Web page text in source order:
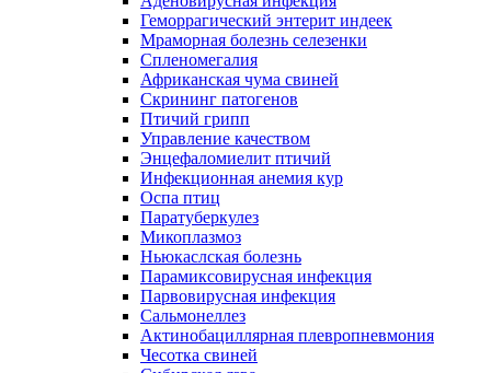
Геморрагический энтерит индеек
Мраморная болезнь селезенки
Спленомегалия
Африканская чума свиней
Скрининг патогенов
Птичий грипп
Управление качеством
Энцефаломиелит птичий
Инфекционная анемия кур
Оспа птиц
Паратуберкулез
Микоплазмоз
Ньюкаслская болезнь
Парамиксовирусная инфекция
Парвовирусная инфекция
Сальмонеллез
Актинобациллярная плевропневмония
Чесотка свиней